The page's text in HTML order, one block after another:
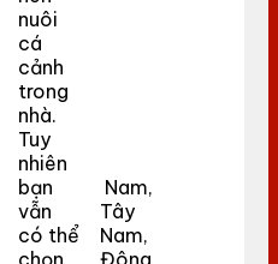
nuôi
cá
cảnh
trong
nhà.
Tuy
nhiên
bạn
vẫn
có thể
Nam,
Tây
Nam,